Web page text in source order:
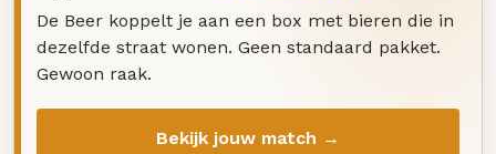
De Beer koppelt je aan een box met bieren die in
dezelfde straat wonen. Geen standaard pakket.
Gewoon raak.
Bekijk jouw match →